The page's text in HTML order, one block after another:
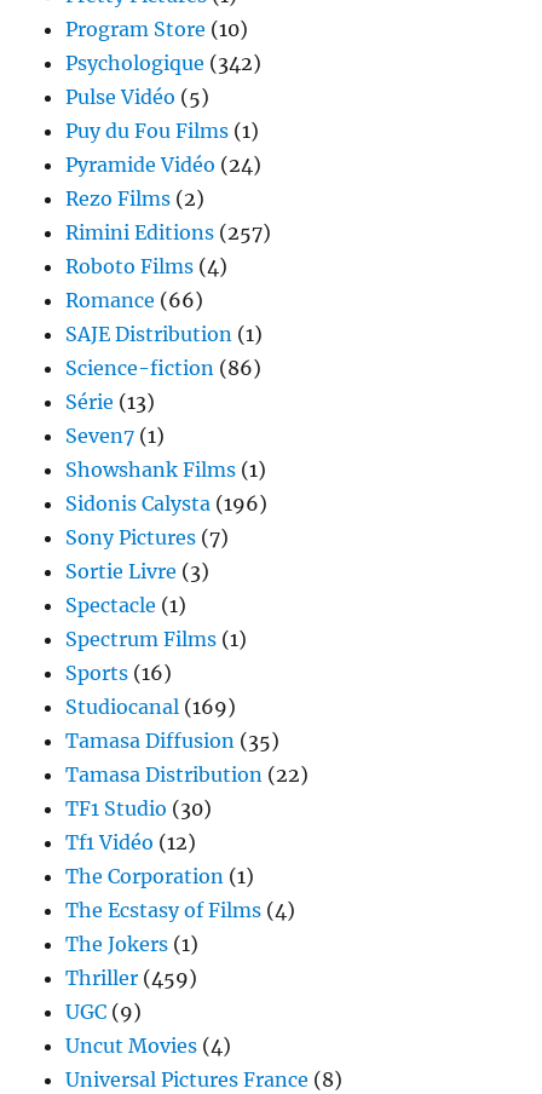
Program Store (10)
Psychologique (342)
Pulse Vidéo (5)
Puy du Fou Films (1)
Pyramide Vidéo (24)
Rezo Films (2)
Rimini Editions (257)
Roboto Films (4)
Romance (66)
SAJE Distribution (1)
Science-fiction (86)
Série (13)
Seven7 (1)
Showshank Films (1)
Sidonis Calysta (196)
Sony Pictures (7)
Sortie Livre (3)
Spectacle (1)
Spectrum Films (1)
Sports (16)
Studiocanal (169)
Tamasa Diffusion (35)
Tamasa Distribution (22)
TF1 Studio (30)
Tf1 Vidéo (12)
The Corporation (1)
The Ecstasy of Films (4)
The Jokers (1)
Thriller (459)
UGC (9)
Uncut Movies (4)
Universal Pictures France (8)